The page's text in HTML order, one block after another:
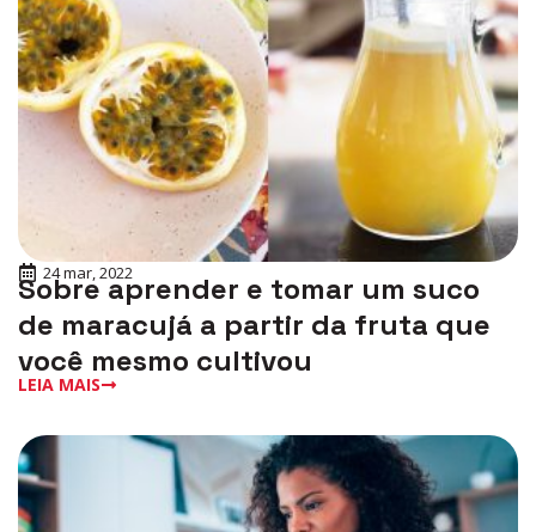
24 mar, 2022
Sobre aprender e tomar um suco
de maracujá a partir da fruta que
você mesmo cultivou
LEIA MAIS